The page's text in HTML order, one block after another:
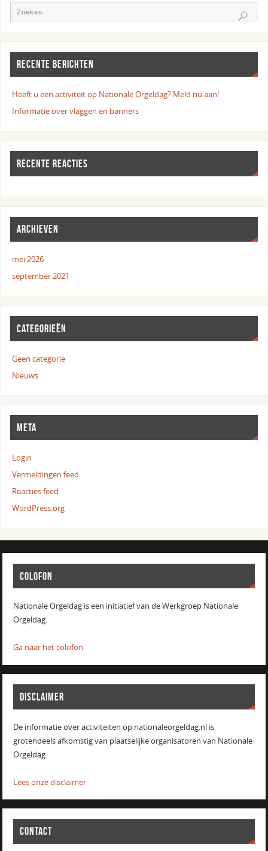
RECENTE BERICHTEN
Heeft u een activiteit op Nationale Orgeldag? Meld nu aan!
Informatie over vlaggen en banners
RECENTE REACTIES
ARCHIEVEN
mei 2026
september 2021
CATEGORIEËN
Geen categorie
Nieuws
META
Login
Vermeldingen feed
Reacties feed
WordPress.org
COLOFON
Nationale Orgeldag is een initiatief van de Werkgroep Nationale
Orgeldag.
Ga naar het colofon
DISCLAIMER
De informatie over activiteiten op nationaleorgeldag.nl is
grotendeels afkomstig van plaatselijke organisatoren van Nationale
Orgeldag.
Lees onze disclaimer
CONTACT